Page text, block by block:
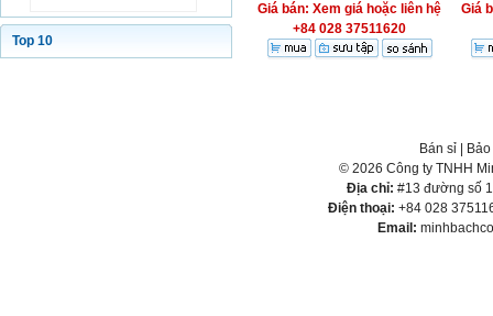
Top 10
Giá bán: Xem giá hoặc liên hệ
+84 028 37511620
Giá
Bán sỉ
© 2026 Công ty TNHH
Địa chỉ: #13 đường số
Điện thoại: +84 028
Email: